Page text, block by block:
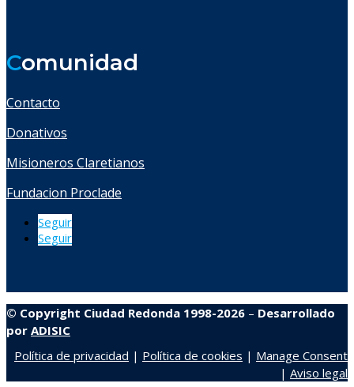
Comunidad
Contacto
Donativos
Misioneros Claretianos
Fundacion Proclade
Seguir
Seguir
© Copyright Ciudad Redonda 1998-2026 – Desarrollado
por ADISIC
Política de privacidad | Política de cookies | Manage Consent
| Aviso legal